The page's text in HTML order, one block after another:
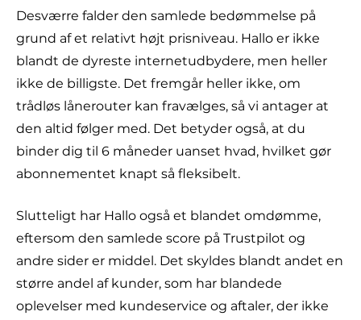
Desværre falder den samlede bedømmelse på
grund af et relativt højt prisniveau. Hallo er ikke
blandt de dyreste internetudbydere, men heller
ikke de billigste. Det fremgår heller ikke, om
trådløs lånerouter kan fravælges, så vi antager at
den altid følger med. Det betyder også, at du
binder dig til 6 måneder uanset hvad, hvilket gør
abonnementet knapt så fleksibelt.
Slutteligt har Hallo også et blandet omdømme,
eftersom den samlede score på Trustpilot og
andre sider er middel. Det skyldes blandt andet en
større andel af kunder, som har blandede
oplevelser med kundeservice og aftaler, der ikke